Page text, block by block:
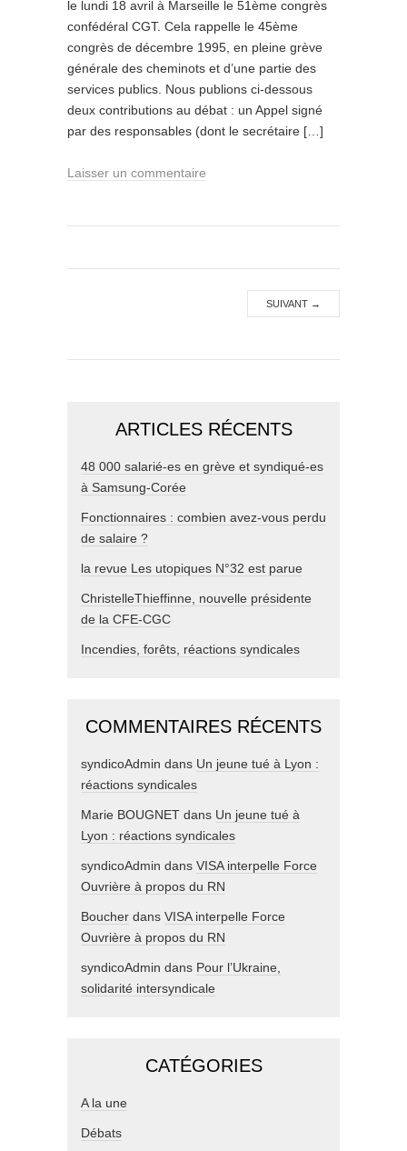
le lundi 18 avril à Marseille le 51ème congrès
confédéral CGT. Cela rappelle le 45ème
congrès de décembre 1995, en pleine grève
générale des cheminots et d’une partie des
services publics. Nous publions ci-dessous
deux contributions au débat : un Appel signé
par des responsables (dont le secrétaire […]
Laisser un commentaire
SUIVANT →
ARTICLES RÉCENTS
48 000 salarié-es en grève et syndiqué-es
à Samsung-Corée
Fonctionnaires : combien avez-vous perdu
de salaire ?
la revue Les utopiques N°32 est parue
ChristelleThieffinne, nouvelle présidente
de la CFE-CGC
Incendies, forêts, réactions syndicales
COMMENTAIRES RÉCENTS
syndicoAdmin dans Un jeune tué à Lyon :
réactions syndicales
Marie BOUGNET dans Un jeune tué à
Lyon : réactions syndicales
syndicoAdmin dans VISA interpelle Force
Ouvrière à propos du RN
Boucher dans VISA interpelle Force
Ouvrière à propos du RN
syndicoAdmin dans Pour l’Ukraine,
solidarité intersyndicale
CATÉGORIES
A la une
Débats